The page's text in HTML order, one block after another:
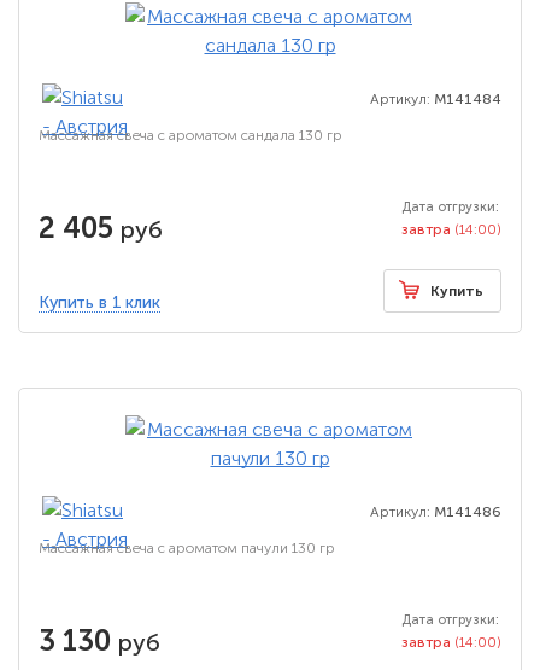
Артикул: M141484
Массажная свеча с ароматом сандала 130 гр
2 405 руб
Дата отгрузки:
завтра (14:00)
Купить в 1 клик
Купить
Артикул: M141486
Массажная свеча с ароматом пачули 130 гр
3 130 руб
Дата отгрузки:
завтра (14:00)